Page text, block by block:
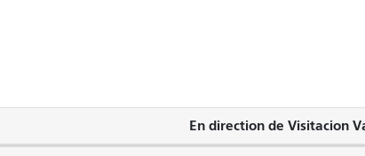
En direction de Visitacion